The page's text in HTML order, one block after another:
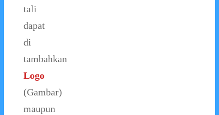
tali
dapat
di
tambahkan
Logo
(Gambar)
maupun